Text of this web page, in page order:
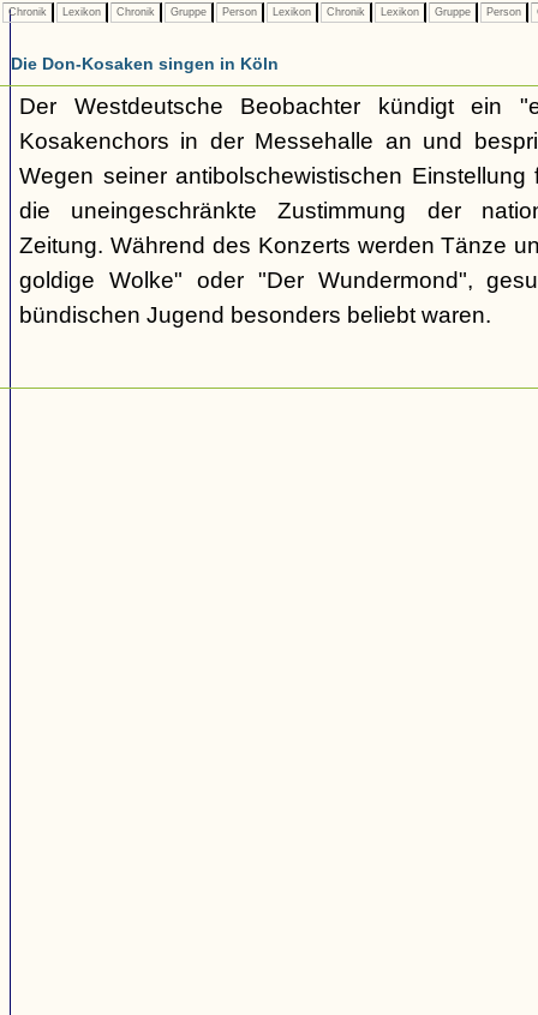
Chronik Lexikon Chronik Gruppe Person Lexikon Chronik Lexikon Gruppe Person
Die Don-Kosaken singen in Köln
Der Westdeutsche Beobachter kündigt ein
Kosakenchors in der Messehalle an und
Wegen seiner antibolschewistischen
die uneingeschränkte Zustimmung der
Zeitung. Während des Konzerts werden Tänze
goldige Wolke" oder "Der Wundermond",
bündischen Jugend besonders beliebt waren.